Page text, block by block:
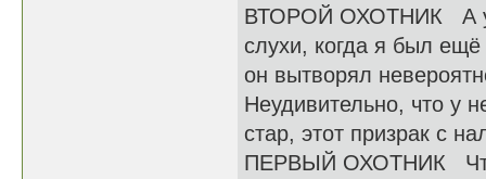
ВТОРОЙ ОХОТНИК А у
слухи, когда я был
он вытворял
Неудивительно, что у
стар, этот призрак с
ПЕРВЫЙ ОХОТНИК Что